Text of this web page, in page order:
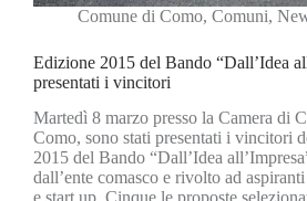
Comune di Como, Comuni,
Edizione 2015 del Bando “Dall’Idea
presentati i vincitori
Martedì 8 marzo presso la Camera di
Como, sono stati presentati i vincitori
2015 del Bando “Dall’Idea
dall’ente comasco e rivolto ad